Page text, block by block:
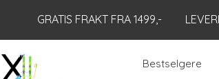
GRATIS FRAKT FRA 1499,-
Bestselgere